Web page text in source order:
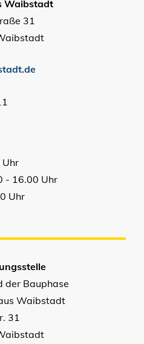
Waibstadt
31
Uhr
- 16.00 Uhr
Uhr
der Bauphase
Waibstadt
31